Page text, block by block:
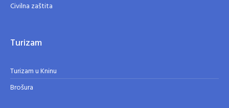
Civilna zaštita
Turizam
Turizam u Kninu
Brošura